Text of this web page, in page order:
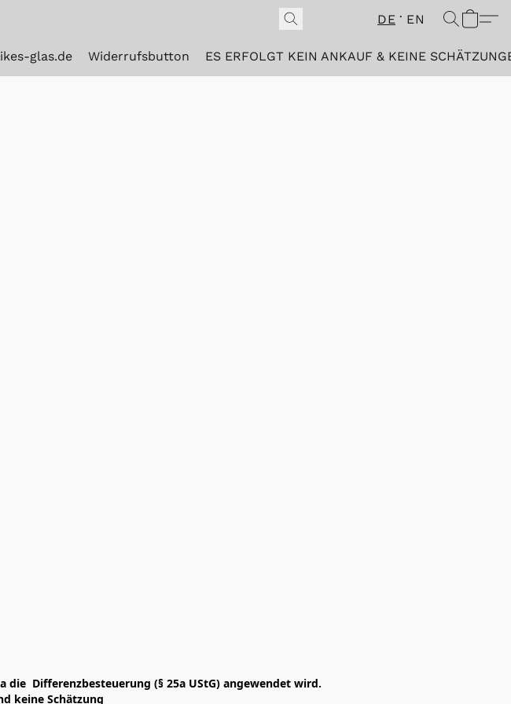
DE EN
glas.de Widerrufsbutton ES ERFOLGT KEIN ANKAUF & KEINE
Differenzbesteuerung (§ 25a UStG) angewendet wird.